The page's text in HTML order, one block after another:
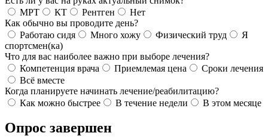
МРТ
КТ Рентген
Нет
Как обычно вы проводите день?
Работаю сидя
Много хожу Физический труд
Я
спортсмен(ка)
Что для вас наиболее важно при выборе лечения?
Компетенция врача
Приемлемая цена
Сроки лечения
Всё вместе
Когда планируете начинать лечение/реабилитацию?
Как можно быстрее
В течение недели В этом месяце
Опрос завершен